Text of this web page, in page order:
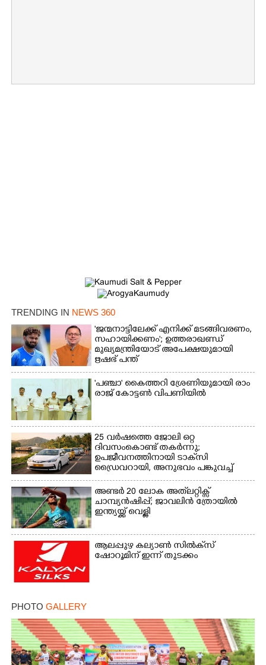
TRENDING IN NEWS 360
'ജന്മനാട്ടിലേക്ക് എനിക്ക് മടങ്ങിവരണം,
സഹായിക്കണം'; ഉത്തരാഖണ്ഡ്
മുഖ്യമന്ത്രിയോട് അപേക്ഷയുമായി
ഋഷഭ് പന്ത്
'​പ​ഞ്ചാ​'​ ​കൈ​ത്ത​റി​ ​ശ്രേ​ണി​യു​മാ​യി​ ​രാം​
രാ​ജ് ​കോ​ട്ടൺ വിപണിയിൽ
25 വർഷത്തെ ജോലി ഒറ്റ
ദിവസംകൊണ്ട് തകർന്നു;
ഉപജീവനത്തിനായി ടാക്‌സി
ഡ്രൈവറായി,​ അനുഭവം പങ്കുവച്ച്
യുവതി
അണ്ടർ 20 ലോക അത്‌ലറ്റിക്സ്
ചാമ്പ്യൻഷിപ്പ്; ജാവലിൻ ത്രോയിൽ
ഇന്ത്യയ്ക്ക് വെള്ളി
ആലപ്പുഴ കല്യാൺ സിൽക്‌സ്
ഷോറൂമിന് ഇന്ന് തുടക്കം
PHOTO GALLERY